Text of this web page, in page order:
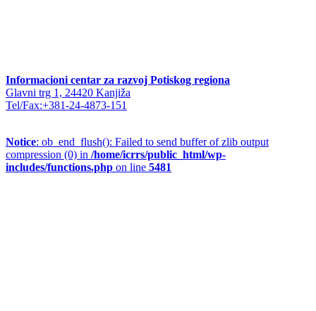
Informacioni centar za razvoj Potiskog regiona
Glavni trg 1, 24420 Kanjiža
Tel/Fax:+381-24-4873-151
Notice: ob_end_flush(): Failed to send buffer of zlib output
compression (0) in /home/icrrs/public_html/wp-
includes/functions.php on line 5481